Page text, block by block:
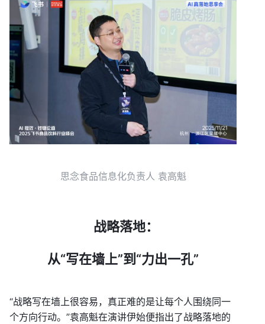
思念食品信息化负责人 袁高魁
  战略落地：
从“写在墙上”到“力出一孔”
“战略写在墙上很容易，真正难的是让每个人围绕同一
个方向行动。”袁高魁在演讲伊始便指出了战略落地的